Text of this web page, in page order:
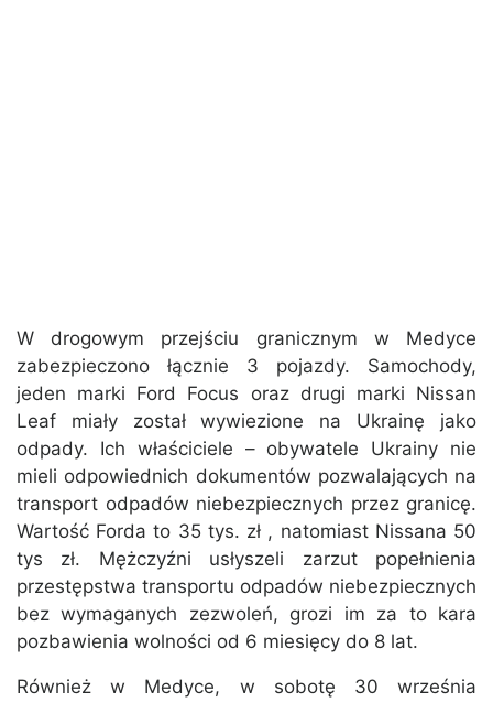
W drogowym przejściu granicznym w Medyce
zabezpieczono łącznie 3 pojazdy. Samochody,
jeden marki Ford Focus oraz drugi marki Nissan
Leaf miały został wywiezione na Ukrainę jako
odpady. Ich właściciele – obywatele Ukrainy nie
mieli odpowiednich dokumentów pozwalających na
transport odpadów niebezpiecznych przez granicę.
Wartość Forda to 35 tys. zł , natomiast Nissana 50
tys zł. Mężczyźni usłyszeli zarzut popełnienia
przestępstwa transportu odpadów niebezpiecznych
bez wymaganych zezwoleń, grozi im za to kara
pozbawienia wolności od 6 miesięcy do 8 lat.
Również w Medyce, w sobotę 30 września